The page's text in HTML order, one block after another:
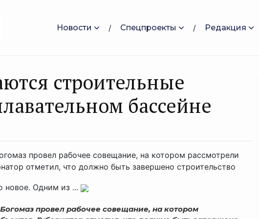
Новости Спецпроекты Редакция
строительные
бассейне
провел рабочее совещание, на котором рассмотрели
отметил, что должно быть завершено строительство
новое. Одним из ...
провел рабочее совещание, на котором